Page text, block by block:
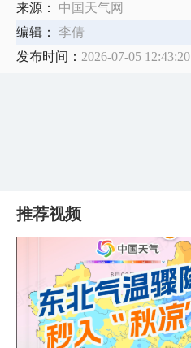
来源：
中国天气网
编辑：
李倩
发布时间： 2026-07-05 12:43:20
推荐视频